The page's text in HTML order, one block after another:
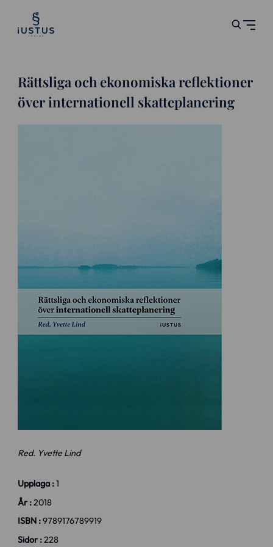
Rättsliga och ekonomiska reflektioner
över internationell skatteplanering
Red. Yvette Lind
Upplaga :1
År :2018
ISBN :9789176789919
Sidor :228